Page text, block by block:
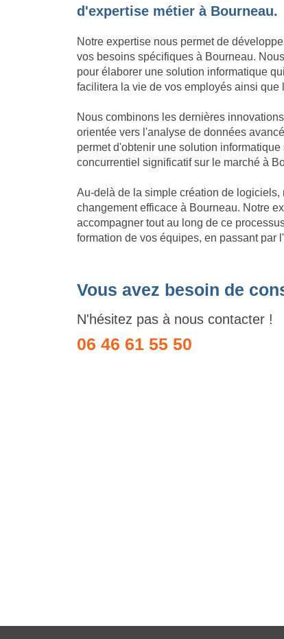
d'expertise métier à Bourneau.
Notre expertise nous permet de
vos besoins spécifiques à Bourneau.
pour élaborer une solution informatique
facilitera la vie de vos employés ainsi que
Nous combinons les dernières
orientée vers l'analyse de données
permet d'obtenir une solution
concurrentiel significatif sur le marché à
Au-delà de la simple création de
changement efficace à Bourneau. Notre
accompagner tout au long de ce
formation de vos équipes, en passant par
Vous avez besoin de
N'hésitez pas à nous contacter !
06 46 61 55 50